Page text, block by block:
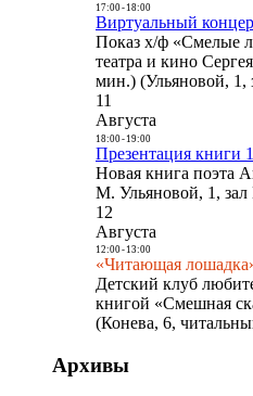
17:00- 18:00
Виртуальный
Показ х/ф «Смелые
театра и кино
мин.) (Ульяновой, 1,
11
Августа
18:00- 19:00
Презентация книги
Новая книга поэта
М. Ульяновой, 1,
12
Августа
12:00- 13:00
«Читающая
Детский клуб
книгой «Смешная
(Конева, 6,
Архивы